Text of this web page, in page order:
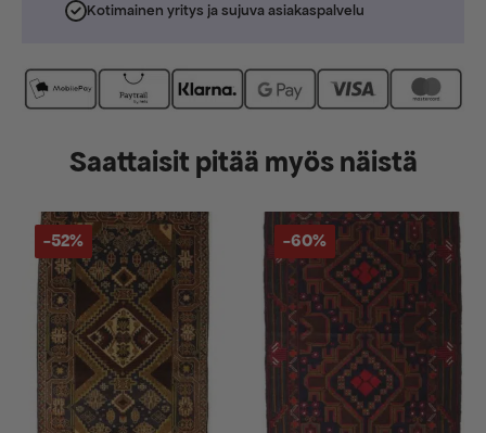
Kotimainen yritys ja sujuva asiakaspalvelu
Saattaisit pitää myös näistä
-52% -60%